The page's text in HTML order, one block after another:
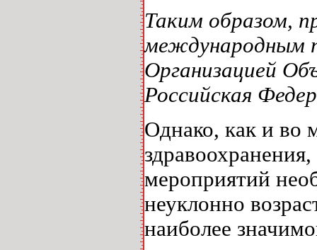
Таким образом,
международным
Организацией
Российская
Однако, как и во
мероприятий
неуклонно
наиболее